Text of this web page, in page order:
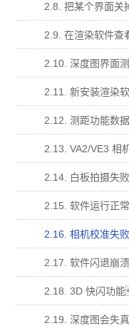
2.8. 把某个界面
2.10. 深度图界面
2.11. 新安装渲染
2.12. 测距功能数
2.13. VA2/VE3
2.14. 白板拍摄失败
2.16. 相机校准失
2.17. 软件闪退崩